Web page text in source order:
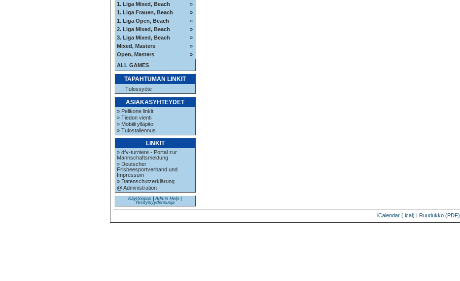
1. Liga Mixed, Beach
»
1. Liga Frauen, Beach
»
1. Liga Open, Beach
»
2. Liga Mixed, Beach
»
3. Liga Mixed, Beach
»
Mixed, Masters
»
Open, Masters
»
ALL GAMES
TAPAHTUMAN LINKIT
Tulossyöte
ASIAKASYHTEYDET
» Pelikone linkit
» Tiedon vienti
» Mobiili ylläpito
» Tulostallennus
LINKIT
» dfv-turniere - Portal zur
Mannschaftsmeldung
» Deutscher
Frisbeesportverband und
Impressum
» Datenschutzerklärung
@ Administration
Käyttöopas Admin Help
Yksityisyydensuoja
iCalendar (.ical) | Ruudukko (PDF)